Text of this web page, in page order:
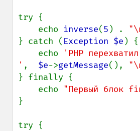
try {
    echo
inverse(5 ) .
} catch ( Exception $e ) {
    echo
'PHP
' , $e->getMessage(),
} finally {
    echo
"Первый блок
}
try {